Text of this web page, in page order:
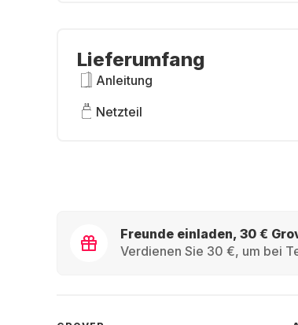
Lieferumfang
Anleitung
Netzteil
Freunde einladen, 30 €
Verdienen Sie 30 €, um bei